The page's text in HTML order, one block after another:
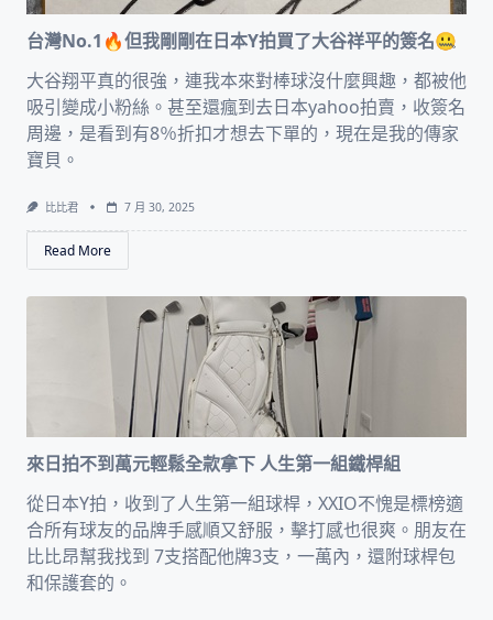
台灣No.1🔥但我剛剛在日本Y拍買了大谷祥平的簽名🤐
大谷翔平真的很強，連我本來對棒球沒什麼興趣，都被他
吸引變成小粉絲。甚至還瘋到去日本yahoo拍賣，收簽名
周邊，是看到有8％折扣才想去下單的，現在是我的傳家
寶貝。
比比君 7 月 30, 2025
Read More
來日拍不到萬元輕鬆全款拿下 人生第一組鐵桿組
從日本Y拍，收到了人生第一組球桿，XXIO不愧是標榜適
合所有球友的品牌手感順又舒服，擊打感也很爽。朋友在
比比昂幫我找到 7支搭配他牌3支，一萬內，還附球桿包
和保護套的。